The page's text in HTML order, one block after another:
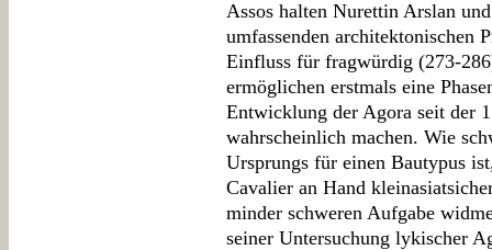
Assos halten Nurettin Arslan
umfassenden architektonischen
Einfluss für fragwürdig (273-
ermöglichen erstmals eine
Entwicklung der Agora seit der
wahrscheinlich machen. Wie
Ursprungs für einen Bautypus
Cavalier an Hand
minder schweren Aufgabe
seiner Untersuchung lykischer